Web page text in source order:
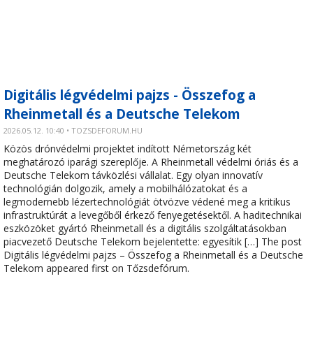
Digitális légvédelmi pajzs - Összefog a
Rheinmetall és a Deutsche Telekom
2026.05.12. 10:40 • TOZSDEFORUM.HU
Közös drónvédelmi projektet indított Németország két
meghatározó iparági szereplője. A Rheinmetall védelmi óriás és a
Deutsche Telekom távközlési vállalat. Egy olyan innovatív
technológián dolgozik, amely a mobilhálózatokat és a
legmodernebb lézertechnológiát ötvözve védené meg a kritikus
infrastruktúrát a levegőből érkező fenyegetésektől. A haditechnikai
eszközöket gyártó Rheinmetall és a digitális szolgáltatásokban
piacvezető Deutsche Telekom bejelentette: egyesítik […] The post
Digitális légvédelmi pajzs – Összefog a Rheinmetall és a Deutsche
Telekom appeared first on Tőzsdefórum.